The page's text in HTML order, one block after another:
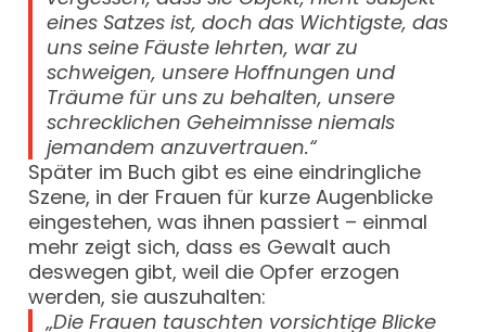
eines Satzes ist, doch das Wichtigste, das
uns seine Fäuste lehrten, war zu
schweigen, unsere Hoffnungen und
Träume für uns zu behalten, unsere
schrecklichen Geheimnisse niemals
jemandem anzuvertrauen.“
Später im Buch gibt es eine eindringliche
Szene, in der Frauen für kurze Augenblicke
eingestehen, was ihnen passiert – einmal
mehr zeigt sich, dass es Gewalt auch
deswegen gibt, weil die Opfer erzogen
werden, sie auszuhalten:
„Die Frauen tauschten vorsichtige Blicke